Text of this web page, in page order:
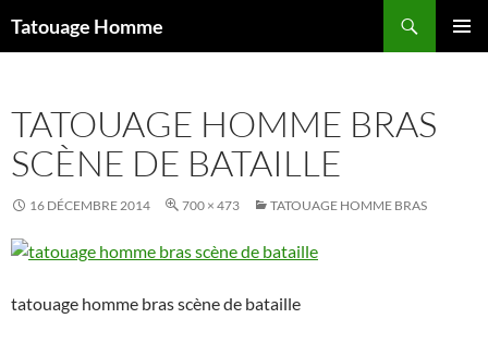
auTatouage Homme
TATOUAGE HOMME BRAS
SCÈNE DE BATAILLE
16 DÉCEMBRE 2014 700 × 473 TATOUAGE HOMME BRAS
tatouage homme bras scène de bataille